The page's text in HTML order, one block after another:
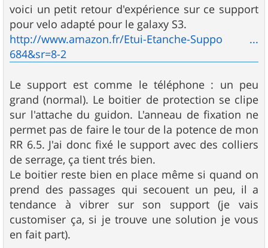
g
e
voici un petit retour d'expérience sur ce support
pour velo adapté pour le galaxy S3.
http://www.amazon.fr/Etui-Etanche-Suppo ...
684&sr=8-2
Le support est comme le téléphone : un peu
grand (normal). Le boitier de protection se clipe
sur l'attache du guidon. L'anneau de fixation ne
permet pas de faire le tour de la potence de mon
RR 6.5. J'ai donc fixé le support avec des colliers
de serrage, ça tient trés bien.
Le boitier reste bien en place même si quand on
prend des passages qui secouent un peu, il a
tendance à vibrer sur son support (je vais
customiser ça, si je trouve une solution je vous
en fait part).